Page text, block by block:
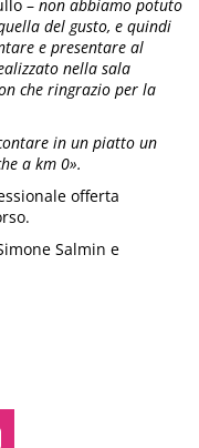
– non abbiamo potuto
del gusto, e quindi
e presentare al
nella sala
che ringrazio per la
in un piatto un
a km 0».
offerta
Salmin e